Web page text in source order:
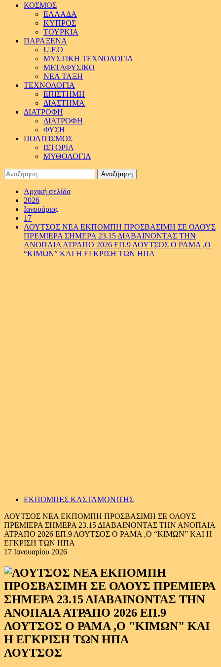
ΚΟΣΜΟΣ
ΕΛΛΑΔΑ
ΚΥΠΡΟΣ
ΤΟΥΡΚΙΑ
ΠΑΡΑΞΕΝΑ
U.F.O
ΜΥΣΤΙΚΗ ΤΕΧΝΟΛΟΓΙΑ
ΜΕΤΑΦΥΣΙΚΟ
ΝΕΑ ΤΑΞΗ
ΤΕΧΝΟΛΟΓΙΑ
ΕΠΙΣΤΗΜΗ
ΔΙΑΣΤΗΜΑ
ΔΙΑΤΡΟΦΗ
ΔΙΑΤΡΟΦΗ
ΦΥΣΗ
ΠΟΛΙΤΙΣΜΟΣ
ΙΣΤΟΡΙΑ
ΜΥΘΟΛΟΓΙΑ
Αναζήτηση
για:
Αρχική σελίδα
2026
Ιανουάριος
17
ΛΟΥΤΣΟΣ ΝΕΑ ΕΚΠΟΜΠΗ ΠΡΟΣΒΑΣΙΜΗ ΣΕ ΟΛΟΥΣ
ΠΡΕΜΙΕΡΑ ΣΗΜΕΡΑ 23.15 ΔΙΑΒΑΙΝΟΝΤΑΣ ΤΗΝ
ΑΝΟΠΑΙΑ ΑΤΡΑΠΟ 2026 ΕΠ.9 ΛΟΥΤΣΟΣ Ο ΡΑΜΑ ,Ο
“ΚΙΜΩΝ” ΚΑΙ Η ΕΓΚΡΙΣΗ ΤΩΝ ΗΠΑ
ΕΚΠΟΜΠΕΣ ΚΑΣΤΑΜΟΝΙΤΗΣ
ΛΟΥΤΣΟΣ ΝΕΑ ΕΚΠΟΜΠΗ ΠΡΟΣΒΑΣΙΜΗ ΣΕ ΟΛΟΥΣ
ΠΡΕΜΙΕΡΑ ΣΗΜΕΡΑ 23.15 ΔΙΑΒΑΙΝΟΝΤΑΣ ΤΗΝ ΑΝΟΠΑΙΑ
ΑΤΡΑΠΟ 2026 ΕΠ.9 ΛΟΥΤΣΟΣ Ο ΡΑΜΑ ,Ο “ΚΙΜΩΝ” ΚΑΙ Η
ΕΓΚΡΙΣΗ ΤΩΝ ΗΠΑ
17 Ιανουαρίου 2026
ΛΟΥΤΣΟΣ